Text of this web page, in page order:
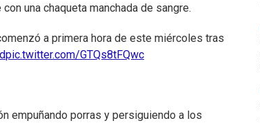
una chaqueta manchada de sangre.
a primera hora de este miércoles tras
pic.twitter.com/GTQs8tFQwc
empuñando porras y persiguiendo a los